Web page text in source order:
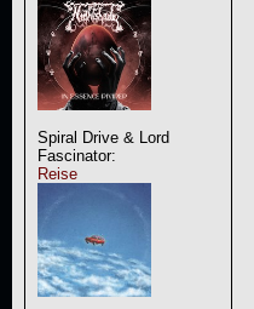
Spiral Drive & Lord
Fascinator:
Reise